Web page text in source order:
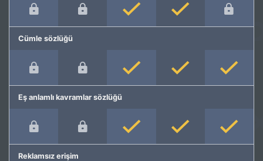
Cümle sözlüğü
Eş anlamlı kavramlar sözlüğü
Reklamsız erişim